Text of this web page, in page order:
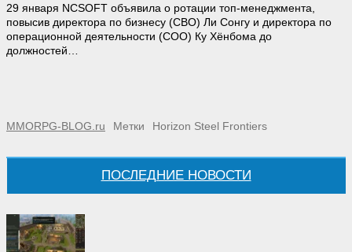
29 января NCSOFT объявила о ротации топ-менеджмента,
повысив директора по бизнесу (CBO) Ли Сонгу и директора по
операционной деятельности (COO) Ку Хёнбома до
должностей…
MMORPG-BLOG.ru Метки Horizon Steel Frontiers
ПОСЛЕДНИЕ НОВОСТИ